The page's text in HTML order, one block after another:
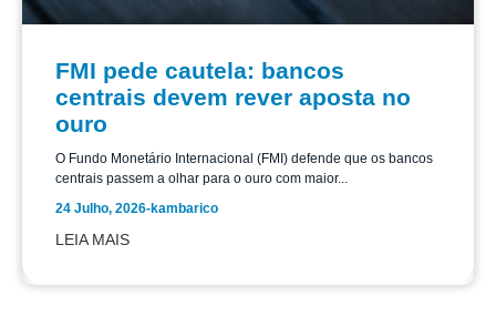
FMI pede cautela: bancos
centrais devem rever aposta no
ouro
O Fundo Monetário Internacional (FMI) defende que os bancos
centrais passem a olhar para o ouro com maior...
24 Julho, 2026-kambarico
LEIA MAIS